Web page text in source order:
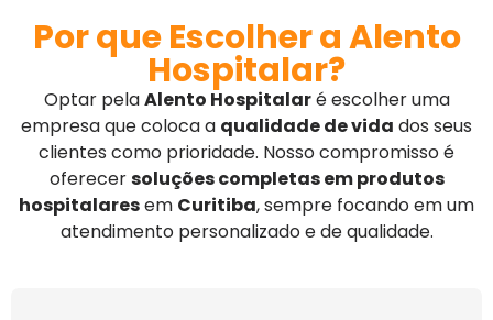
Por que Escolher a Alento
Hospitalar?
Optar pelaAlento Hospitalaré escolher uma
empresa que coloca a qualidade de vida dos seus
clientes como prioridade. Nosso compromisso é
oferecersoluções completas em produtos
hospitalaresem Curitiba, sempre focando em um
atendimento personalizado e de qualidade.